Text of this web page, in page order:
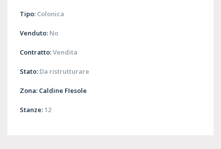
Tipo: Colonica
Venduto: No
Contratto:Vendita
Stato: Da ristrutturare
Zona: Caldine FIesole
Stanze: 12